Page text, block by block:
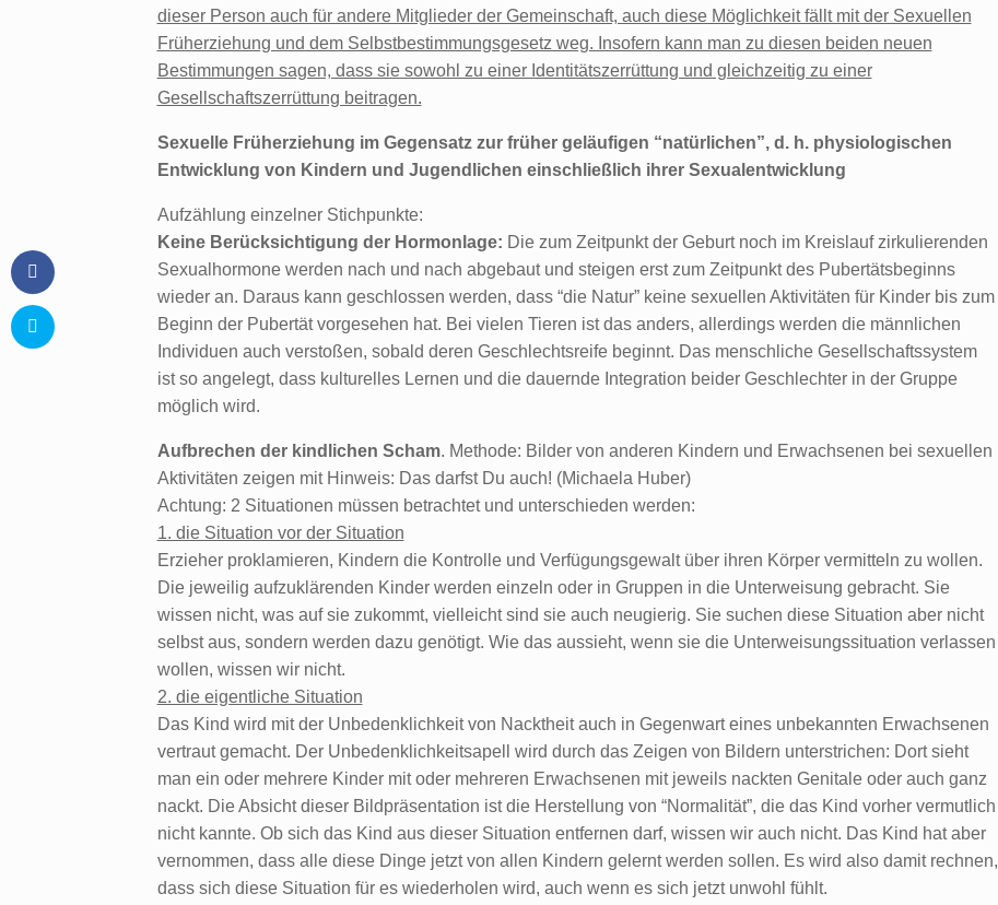
dieser Person auch für andere Mitglieder der Gemeinschaft, auch diese Möglichkeit fällt mit der Sexuellen
Früherziehung und dem Selbstbestimmungsgesetz weg. Insofern kann man zu diesen beiden neuen
Bestimmungen sagen, dass sie sowohl zu einer Identitätszerrüttung und gleichzeitig zu einer
Gesellschaftszerrüttung beitragen.
Sexuelle Früherziehung im Gegensatz zur früher geläufigen “natürlichen”, d. h. physiologischen
Entwicklung von Kindern und Jugendlichen einschließlich ihrer Sexualentwicklung
Aufzählung einzelner Stichpunkte:
Keine Berücksichtigung der Hormonlage: Die zum Zeitpunkt der Geburt noch im Kreislauf zirkulierenden
Sexualhormone werden nach und nach abgebaut und steigen erst zum Zeitpunkt des Pubertätsbeginns
wieder an. Daraus kann geschlossen werden, dass “die Natur” keine sexuellen Aktivitäten für Kinder bis zum
Beginn der Pubertät vorgesehen hat. Bei vielen Tieren ist das anders, allerdings werden die männlichen
Individuen auch verstoßen, sobald deren Geschlechtsreife beginnt. Das menschliche Gesellschaftssystem
ist so angelegt, dass kulturelles Lernen und die dauernde Integration beider Geschlechter in der Gruppe
möglich wird.
Aufbrechen der kindlichen Scham. Methode: Bilder von anderen Kindern und Erwachsenen bei sexuellen
Aktivitäten zeigen mit Hinweis: Das darfst Du auch! (Michaela Huber)
Achtung: 2 Situationen müssen betrachtet und unterschieden werden:
1. die Situation vor der Situation
Erzieher proklamieren, Kindern die Kontrolle und Verfügungsgewalt über ihren Körper vermitteln zu wollen.
Die jeweilig aufzuklärenden Kinder werden einzeln oder in Gruppen in die Unterweisung gebracht. Sie
wissen nicht, was auf sie zukommt, vielleicht sind sie auch neugierig. Sie suchen diese Situation aber nicht
selbst aus, sondern werden dazu genötigt. Wie das aussieht, wenn sie die Unterweisungssituation verlassen
wollen, wissen wir nicht.
2. die eigentliche Situation
Das Kind wird mit der Unbedenklichkeit von Nacktheit auch in Gegenwart eines unbekannten Erwachsenen
vertraut gemacht. Der Unbedenklichkeitsapell wird durch das Zeigen von Bildern unterstrichen: Dort sieht
man ein oder mehrere Kinder mit oder mehreren Erwachsenen mit jeweils nackten Genitale oder auch ganz
nackt. Die Absicht dieser Bildpräsentation ist die Herstellung von “Normalität”, die das Kind vorher vermutlich
nicht kannte. Ob sich das Kind aus dieser Situation entfernen darf, wissen wir auch nicht. Das Kind hat aber
vernommen, dass alle diese Dinge jetzt von allen Kindern gelernt werden sollen. Es wird also damit rechnen,
dass sich diese Situation für es wiederholen wird, auch wenn es sich jetzt unwohl fühlt.